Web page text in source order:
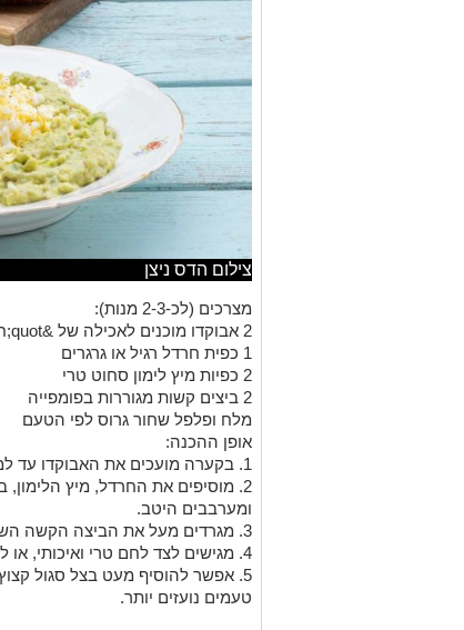
צילום הדס ניצן
מצרכים (לכ-2-3 מנות):
2 אבוקדו מוכנים לאכילה של &quot;חקלאי גרנות&quot;
1 כפית חרדל רגיל או גרגרים
2 כפיות מיץ לימון סחוט טרי
2 ביצים קשות מגוררות בפומפייה
מלח ופלפל שחור גרוס לפי הטעם
אופן ההכנה:
1. בקערה מועכים את האבוקדו עד למרקם קרמי אך לא חלק מדי.
2. מוסיפים את החרדל, מיץ הלימון, ביצה מגוררת אחת, מלח ופלפל לפי הטעם
ומערבבים היטב.
3. מגרדים מעל את הביצה הקשה השנייה ומפזרים מעט פלפל שחור גרוס.
4. מגישים לצד לחם טרי ואיכותי, או לצד טוסט, קרואסון או בייגל.
5. אפשר להוסיף מעט בצל סגול קצוץ דק, כוסברה או צ&#39;ילי טרי – למי שאוהב
טעמים נועזים יותר.